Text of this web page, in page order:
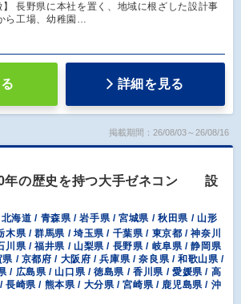
】 長野県に本社を置く、地域に根ざした設計事
ら工場、幼稚園…
詳細を見る
掲載期間：26/08/03～26/08/16
年の歴史を持つ大手ゼネコン 設
北海道 / 青森県 / 岩手県 / 宮城県 / 秋田県 / 山形
木県 / 群馬県 / 埼玉県 / 千葉県 / 東京都 / 神奈川
川県 / 福井県 / 山梨県 / 長野県 / 岐阜県 / 静岡県
/ 京都府 / 大阪府 / 兵庫県 / 奈良県 / 和歌山県 /
/ 広島県 / 山口県 / 徳島県 / 香川県 / 愛媛県 / 高
長崎県 / 熊本県 / 大分県 / 宮崎県 / 鹿児島県 / 沖